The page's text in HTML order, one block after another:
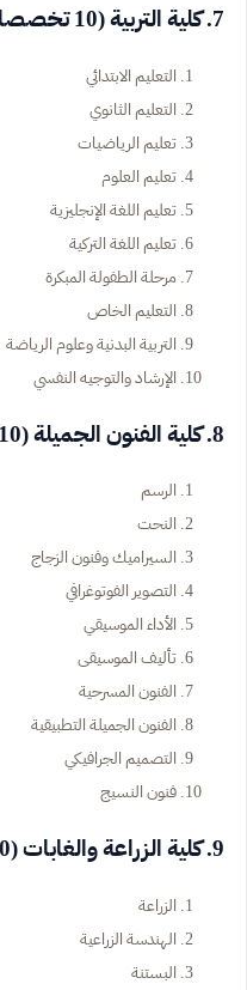
7. كلية التربية (10 تخصصات)
التعليم الابتدائي
التعليم الثانوي
تعليم الرياضيات
تعليم العلوم
تعليم اللغة الإنجليزية
تعليم اللغة التركية
مرحلة الطفولة المبكرة
التعليم الخاص
التربية البدنية وعلوم الرياضة
الإرشاد والتوجيه النفسي
8. كلية الفنون الجميلة (10 تخصصات)
الرسم
النحت
السيراميك وفنون الزجاج
التصوير الفوتوغرافي
الأداء الموسيقي
تأليف الموسيقى
الفنون المسرحية
الفنون الجميلة التطبيقية
التصميم الجرافيكي
فنون النسيج
9. كلية الزراعة والغابات (10 تخصصات)
الزراعة
الهندسة الزراعية
البستنة